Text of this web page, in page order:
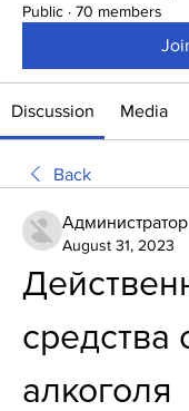
Public · 70 members
Discussion Media
Back
August 31, 2023
средства
алкоголя